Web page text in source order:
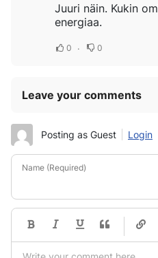
Juuri näin. Kukin
energiaa.
0 0
Leave your comments
Posting as Guest Login
Name (Required)
-
-